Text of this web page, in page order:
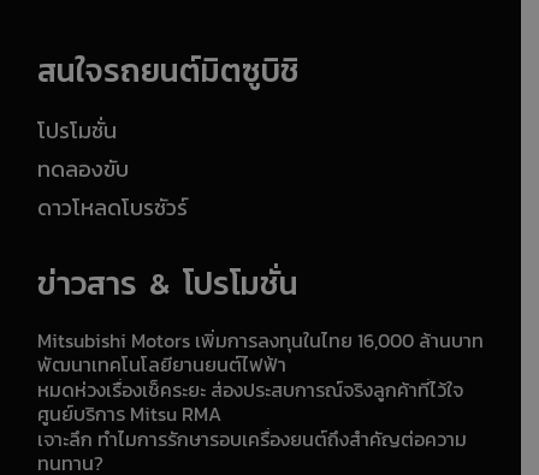
สนใจรถยนต์มิตซูบิชิ
โปรโมชั่น
ทดลองขับ
ดาวโหลดโบรชัวร์
ข่าวสาร & โปรโมชั่น
Mitsubishi Motors เพิ่มการลงทุนในไทย 16,000 ล้านบาท
พัฒนาเทคโนโลยียานยนต์ไฟฟ้า
หมดห่วงเรื่องเช็คระยะ ส่องประสบการณ์จริงลูกค้าที่ไว้ใจ
ศูนย์บริการ Mitsu RMA
เจาะลึก ทำไมการรักษารอบเครื่องยนต์ถึงสำคัญต่อความ
ทนทาน?